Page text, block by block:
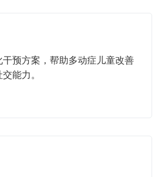
预方案，帮助多动症儿童改善
能力。